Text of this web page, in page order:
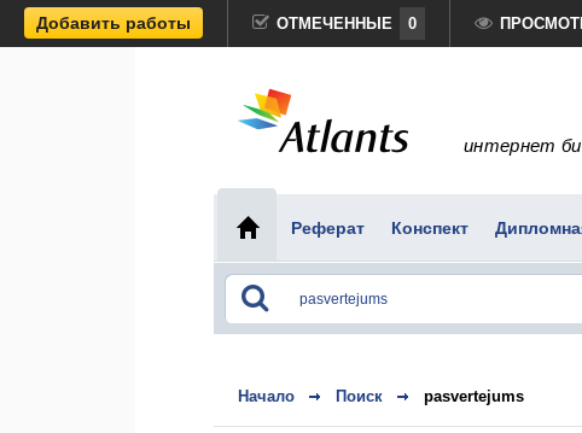
Добавить работы ОТМЕЧЕННЫЕ 0
интернет
Реферат Конспект
Начало Поиск pasvertejums